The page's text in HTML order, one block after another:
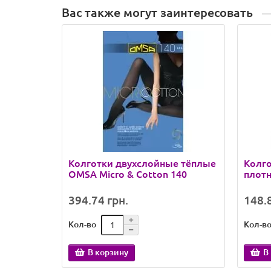
Вас также могут заинтересовать
Колготки двухслойные тёплые
OMSA Micro & Cotton 140
394.74 грн.
Кол-во
В корзину
Кол-во
В